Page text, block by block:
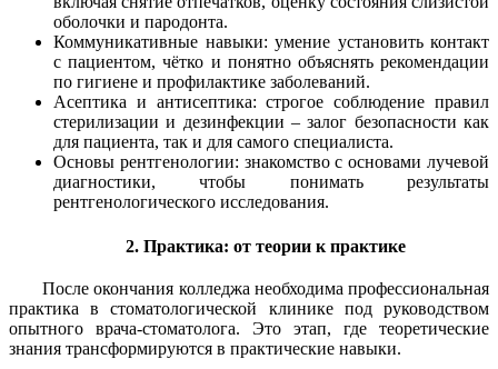
оболочки и пародонта.
Коммуникативные навыки: умение установить контакт
с пациентом, чётко и понятно объяснять рекомендации
по гигиене и профилактике заболеваний.
Асептика и антисептика: строгое соблюдение правил
стерилизации и дезинфекции – залог безопасности как
для пациента, так и для самого специалиста.
Основы рентгенологии: знакомство с основами лучевой
диагностики, чтобы понимать результаты
рентгенологического исследования.
2. Практика: от теории к практике
После окончания колледжа необходима профессиональная
практика в стоматологической клинике под руководством
опытного врача-стоматолога. Это этап, где теоретические
знания трансформируются в практические навыки.